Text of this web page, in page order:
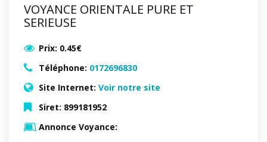
VOYANCE ORIENTALE PURE ET
SERIEUSE
Prix: 0.45€
Téléphone: 0172696830
Site Internet: Voir notre site
Siret: 899181952
Annonce Voyance: